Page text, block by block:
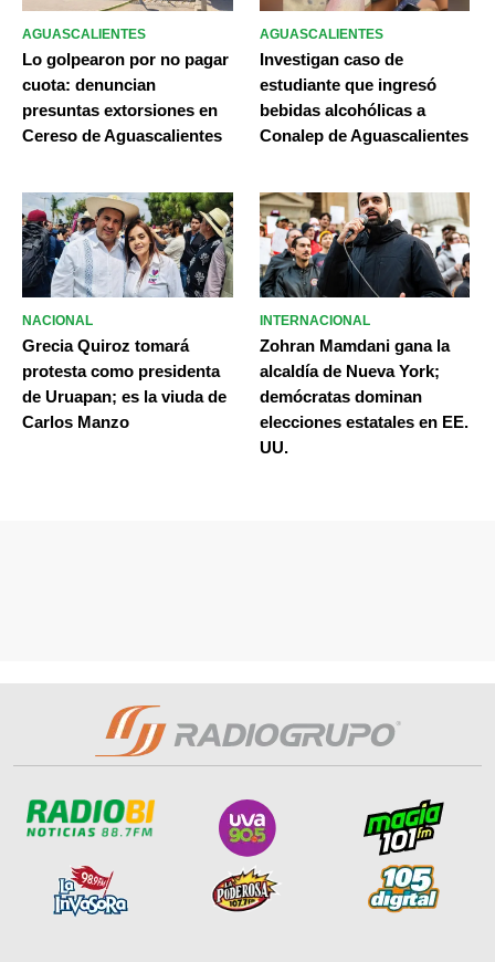
AGUASCALIENTES
Lo golpearon por no pagar
cuota: denuncian
presuntas extorsiones en
Cereso de Aguascalientes
AGUASCALIENTES
Investigan caso de
estudiante que ingresó
bebidas alcohólicas a
Conalep de Aguascalientes
NACIONAL
Grecia Quiroz tomará
protesta como presidenta
de Uruapan; es la viuda de
Carlos Manzo
INTERNACIONAL
Zohran Mamdani gana la
alcaldía de Nueva York;
demócratas dominan
elecciones estatales en EE.
UU.